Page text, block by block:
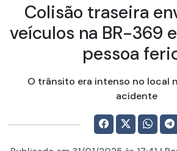
Colisão traseira
veículos na BR-369
pessoa
O trânsito era intenso no local
acidente